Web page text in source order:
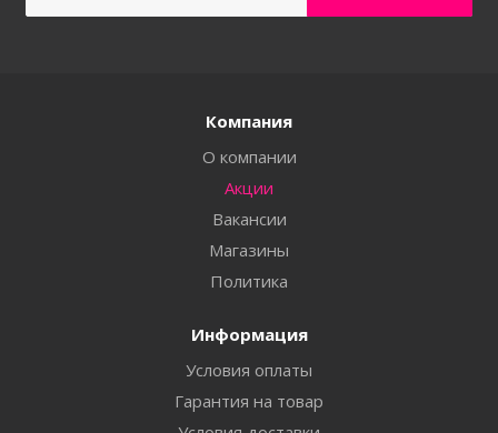
Компания
О компании
Акции
Вакансии
Магазины
Политика
Информация
Условия оплаты
Гарантия на товар